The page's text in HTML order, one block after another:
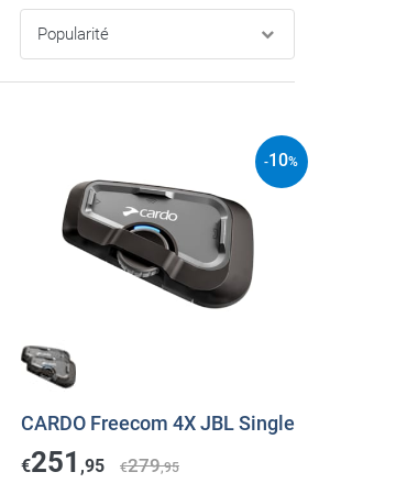
CARDO Freecom 4X JBL Single
€251 ,95 €279,95
-10%